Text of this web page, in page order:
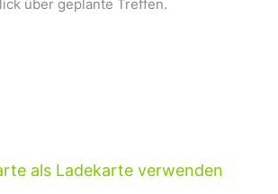
über geplante Treffen.
als Ladekarte verwenden